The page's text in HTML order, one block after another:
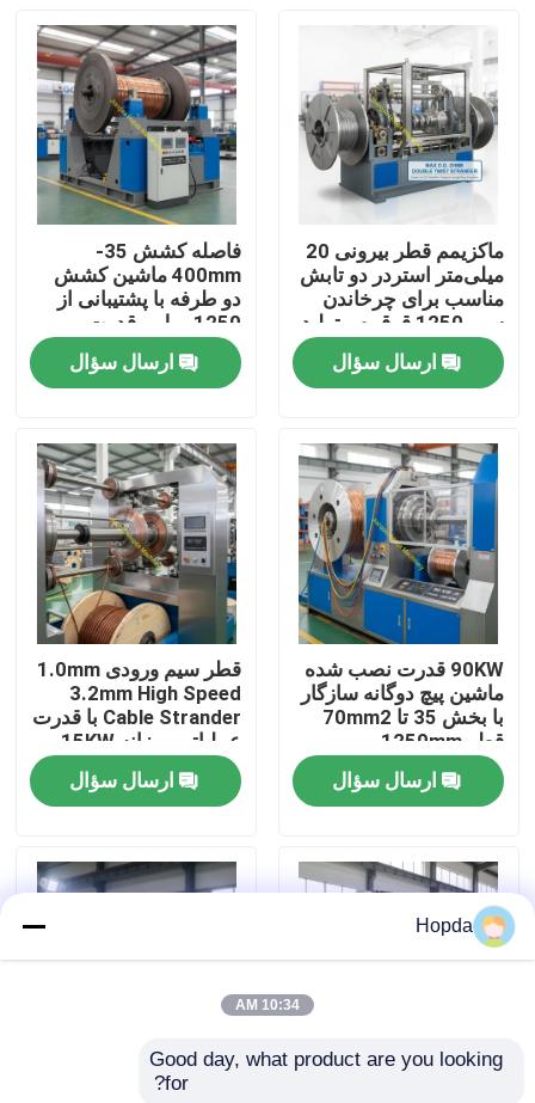
محصولات
ویدیوها
بازدید از کارخانه
کنترل کیفیت
با ما تماس بگیرید
اخبار
ماکزیمم قطر بیرونی 20
میلی‌متر استردر دو تابش
مناسب برای چرخاندن
سیم 1250 قرقره و تولید
طناب صنعتی
ارسال سؤال
فاصله کشش 35-
400mm ماشین کشش
دو طرفه با پشتیبانی از
1250 رول و قدرت
عملیاتی روزانه 15KW که
برای تولید سیم کابل
طراحی شده است
ارسال سؤال
90KW قدرت نصب شده
ماشین پیچ دوگانه سازگار
با بخش 35 تا 70mm2
قطر 1250mm
ارسال سؤال
قطر سیم ورودی 1.0mm
3.2mm High Speed
Cable Strander با قدرت
عملیاتی روزانه 15KW
برای تولید کابل
ارسال سؤال
حداکثر سرعت چرخش
Hopda
10:34 AM
Good day, what product are you looking
for?